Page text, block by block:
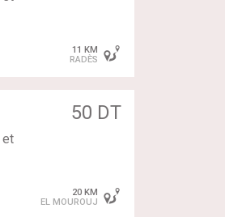
11 KM
RADÈS
50 DT
et
20 KM
EL MOUROUJ